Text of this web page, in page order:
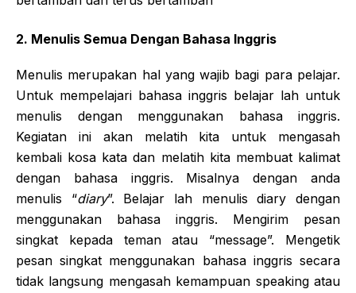
2. Menulis Semua Dengan Bahasa Inggris
Menulis merupakan hal yang wajib bagi para pelajar.
Untuk mempelajari bahasa inggris belajar lah untuk
menulis dengan menggunakan bahasa inggris.
Kegiatan ini akan melatih kita untuk mengasah
kembali kosa kata dan melatih kita membuat kalimat
dengan bahasa inggris. Misalnya dengan anda
menulis “diary”. Belajar lah menulis diary dengan
menggunakan bahasa inggris. Mengirim pesan
singkat kepada teman atau “message”. Mengetik
pesan singkat menggunakan bahasa inggris secara
tidak langsung mengasah kemampuan speaking atau